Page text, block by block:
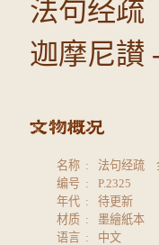
法句经
迦摩尼讃
名称
法句经疏
编号
P.2325
年代
待更新
材质
墨繪紙本
语言
中文